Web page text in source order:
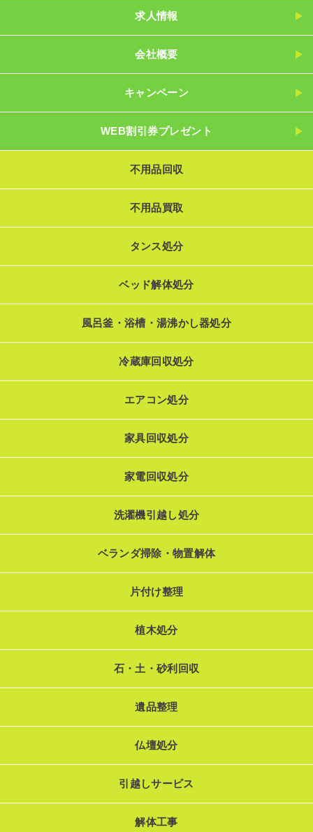
求人情報
会社概要
キャンペーン
WEB割引券プレゼント
不用品回収
不用品買取
タンス処分
ベッド解体処分
風呂釜・浴槽・湯沸かし器処分
冷蔵庫回収処分
エアコン処分
家具回収処分
家電回収処分
洗濯機引越し処分
ベランダ掃除・物置解体
片付け整理
植木処分
石・土・砂利回収
遺品整理
仏壇処分
引越しサービス
解体工事